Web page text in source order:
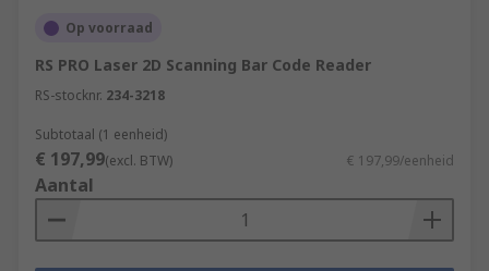
Op voorraad
RS PRO Laser 2D Scanning Bar Code Reader
RS-stocknr. 234-3218
Subtotaal (1 eenheid)
€ 197,99(excl. BTW) € 197,99/eenheid
Aantal